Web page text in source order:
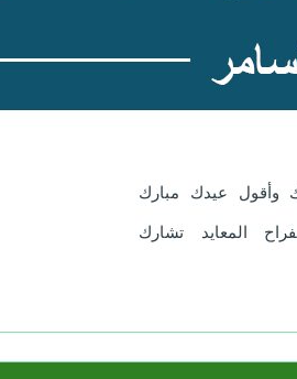
وأقول عيدك مبارك
المعايد تشارك